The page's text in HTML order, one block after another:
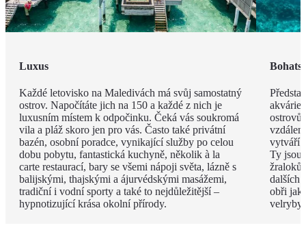
Luxus
Každé letovisko na Maledivách má svůj samostatný
ostrov. Napočítáte jich na 150 a každé z nich je
luxusním místem k odpočinku. Čeká vás soukromá
vila a pláž skoro jen pro vás. Často také privátní
bazén, osobní poradce, vynikající služby po celou
dobu pobytu, fantastická kuchyně, několik à la
carte restaurací, bary se všemi nápoji světa, lázně s
balijskými, thajskými a ájurvédskými masážemi,
tradiční i vodní sporty a také to nejdůležitější –
hypnotizující krása okolní přírody.
ostrovů
vytváří
Ty jsou
dalších
obři
velryby.